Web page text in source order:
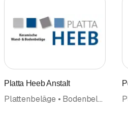
Platta Heeb Anstalt
Plattenbeläge • Bodenbeläge Wandbeläge • Mosaik • Umbau • Renovation